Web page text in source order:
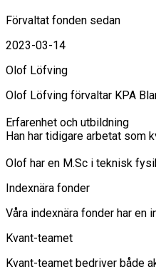
Förvaltat fonden sedan
2023-03-14
Olof Löfving
Olof Löfving förvaltar KPA
Erfarenhet och utbildning
Han har tidigare arbetat som
Olof har en M.Sc i teknisk
Indexnära fonder
Våra indexnära fonder har
Kvant-teamet
Kvant-teamet bedriver både